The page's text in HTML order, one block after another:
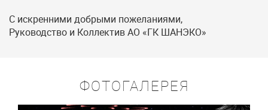
С искренними добрыми пожеланиями,
Руководство и Коллектив АО «ГК ШАНЭКО»
ФОТОГАЛЕРЕЯ